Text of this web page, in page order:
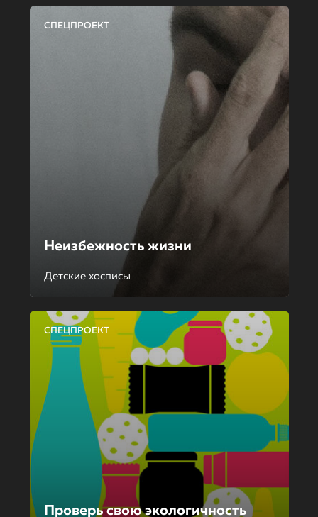
СПЕЦПРОЕКТ
Неизбежность жизни
Детские хосписы
СПЕЦПРОЕКТ
Проверь свою экологичность